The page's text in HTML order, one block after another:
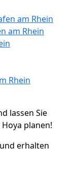
am Rhein
am Rhein
Rhein
lassen Sie
planen!
und erhalten